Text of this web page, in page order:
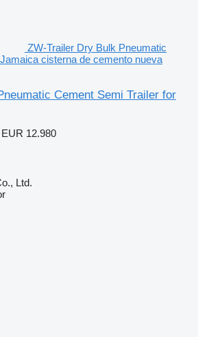
ZW-Trailer Dry Bulk Pneumatic
cisterna de cemento nueva
Cement Semi Trailer for
12.980
Ltd.